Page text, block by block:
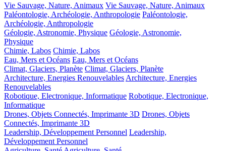
Vie Sauvage, Nature, Animaux Vie Sauvage, Nature, Animaux
Paléontologie, Archéologie, Anthropologie Paléontologie,
Archéologie, Anthropologie
Géologie, Astronomie, Physique Géologie, Astronomie,
Physique
Chimie, Labos Chimie, Labos
Eau, Mers et Océans Eau, Mers et Océans
Climat, Glaciers, Planète Climat, Glaciers, Planète
Architecture, Energies Renouvelables Architecture, Energies
Renouvelables
Robotique, Electronique, Informatique Robotique, Electronique,
Informatique
Drones, Objets Connectés, Imprimante 3D Drones, Objets
Connectés, Imprimante 3D
Leadership, Développement Personnel Leadership,
Développement Personnel